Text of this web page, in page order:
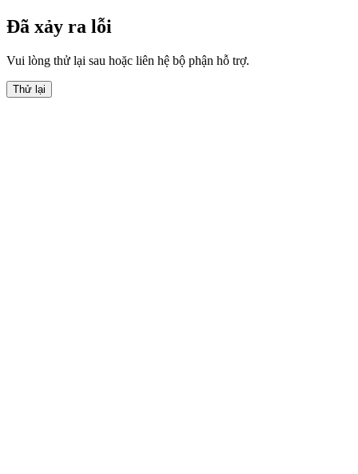
Đã xảy ra lỗi
Vui lòng thử lại sau hoặc liên hệ bộ phận hỗ trợ.
Thử lại